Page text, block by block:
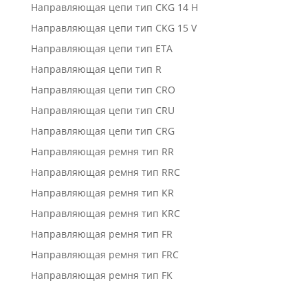
Направляющая цепи тип CKG 14 H
Направляющая цепи тип CKG 15 V
Направляющая цепи тип ETA
Направляющая цепи тип R
Направляющая цепи тип CRO
Направляющая цепи тип CRU
Направляющая цепи тип CRG
Направляющая ремня тип RR
Направляющая ремня тип RRC
Направляющая ремня тип KR
Направляющая ремня тип KRC
Направляющая ремня тип FR
Направляющая ремня тип FRC
Направляющая ремня тип FK